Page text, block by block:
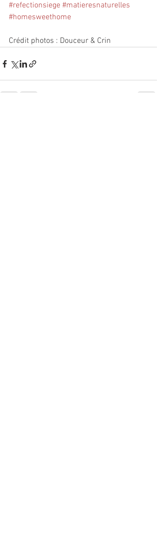
#refectionsiege #matieresnaturelles
#homesweethome
Crédit photos : Douceur & Crin